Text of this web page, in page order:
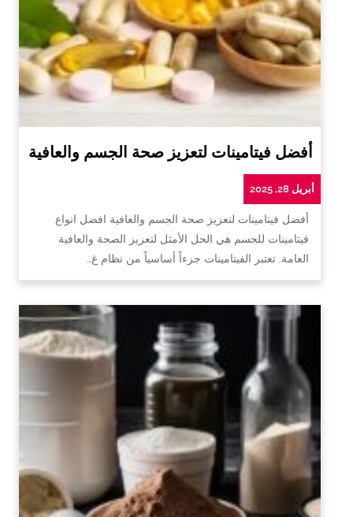
أفضل فيتامينات لتعزيز صحة الجسم والعافية
أبريل 28, 2025
أفضل فيتامينات لتعزيز صحة الجسم والعافية افضل انواع
فيتامينات للجسم هي الحل الأمثل لتعزيز الصحة والعافية
العامة. تعتبر الفيتامينات جزءاً أساسياً من نظام غ…